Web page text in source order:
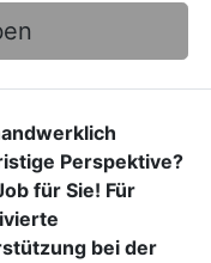
Perspektive?
für Sie! Für
bei der